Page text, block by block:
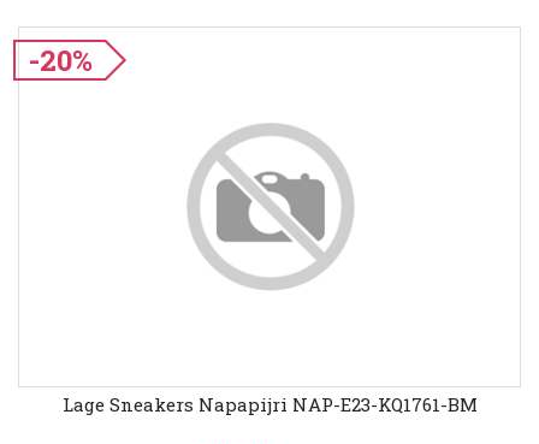
-20%
Lage Sneakers Napapijri NAP-E23-KQ1761-BM